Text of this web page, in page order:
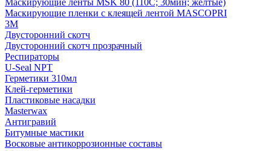
Маскирующие ленты MSK 80 (110С; 30мин; желтые)
Маскирующие пленки с клеящей лентой MASCOPRI
3M
Двусторонний скотч
Двусторонний скотч прозрачный
Респираторы
U-Seal NPT
Герметики 310мл
Клей-герметики
Пластиковые насадки
Masterwax
Антигравий
Битумные мастики
Восковые антикоррозионные составы